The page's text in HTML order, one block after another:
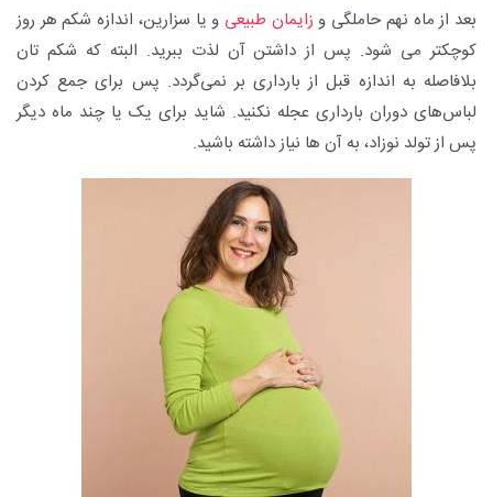
بعد از ماه نهم حاملگی و زایمان طبیعی و یا سزارین، اندازه شکم هر روز
کوچکتر می شود. پس از داشتن آن لذت ببرید. البته که شکم تان
بلافاصله به اندازه قبل از بارداری بر نمی‌گردد. پس برای جمع کردن
لباس‌های دوران بارداری عجله نکنید. شاید برای یک یا چند ماه دیگر
پس از تولد نوزاد، به آن ها نیاز داشته باشید.